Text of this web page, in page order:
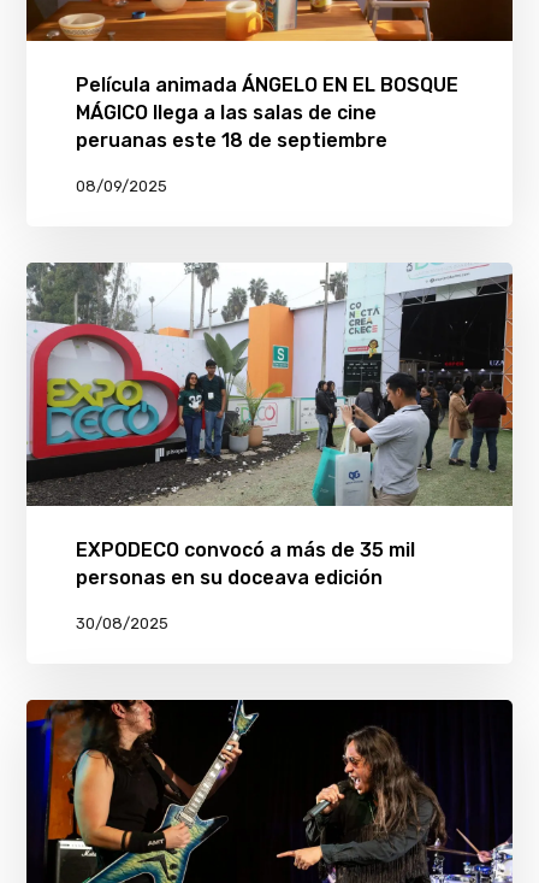
Película animada ÁNGELO EN EL BOSQUE
MÁGICO llega a las salas de cine
peruanas este 18 de septiembre
08/09/2025
EXPODECO convocó a más de 35 mil
personas en su doceava edición
30/08/2025